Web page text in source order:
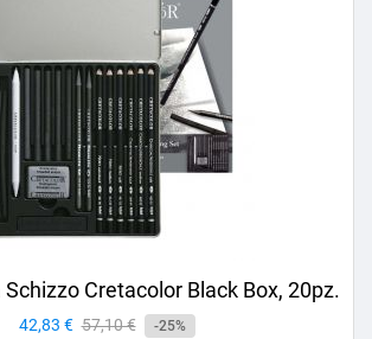
Cretacolor Black Box, 20pz.
Prezzo
42,83 € Prezzo
57,10 € -25%